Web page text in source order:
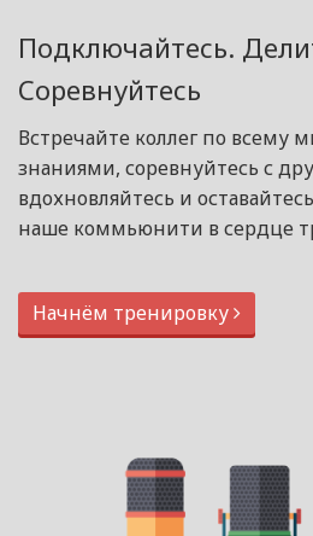
Подключайтесь.
Соревнуйтесь
Встречайте коллег по всему
знаниями, соревнуйтесь с
вдохновляйтесь и
наше коммьюнити в сердце
Начнём тренировку